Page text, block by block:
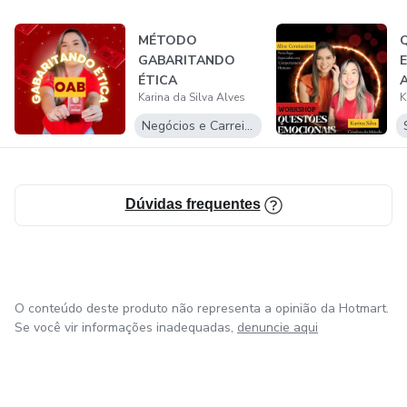
MÉTODO
GABARITANDO
ÉTICA
Karina da Silva Alves
Negócios e Carreira
Dúvidas frequentes
O conteúdo deste produto não representa a opinião da Hotmart.
Se você vir informações inadequadas, denuncie aqui